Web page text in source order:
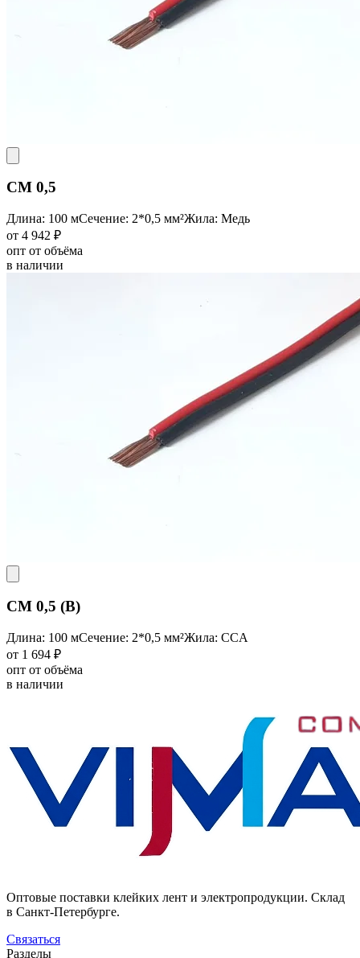
CM 0,5
Длина: 100 мСечение: 2*0,5 мм²Жила: Медь
от 4 942 ₽
опт от объёма
в наличии
CM 0,5 (B)
Длина: 100 мСечение: 2*0,5 мм²Жила: CCA
от 1 694 ₽
опт от объёма
в наличии
Оптовые поставки клейких лент и электропродукции. Склад
в Санкт-Петербурге.
Связаться
Разделы